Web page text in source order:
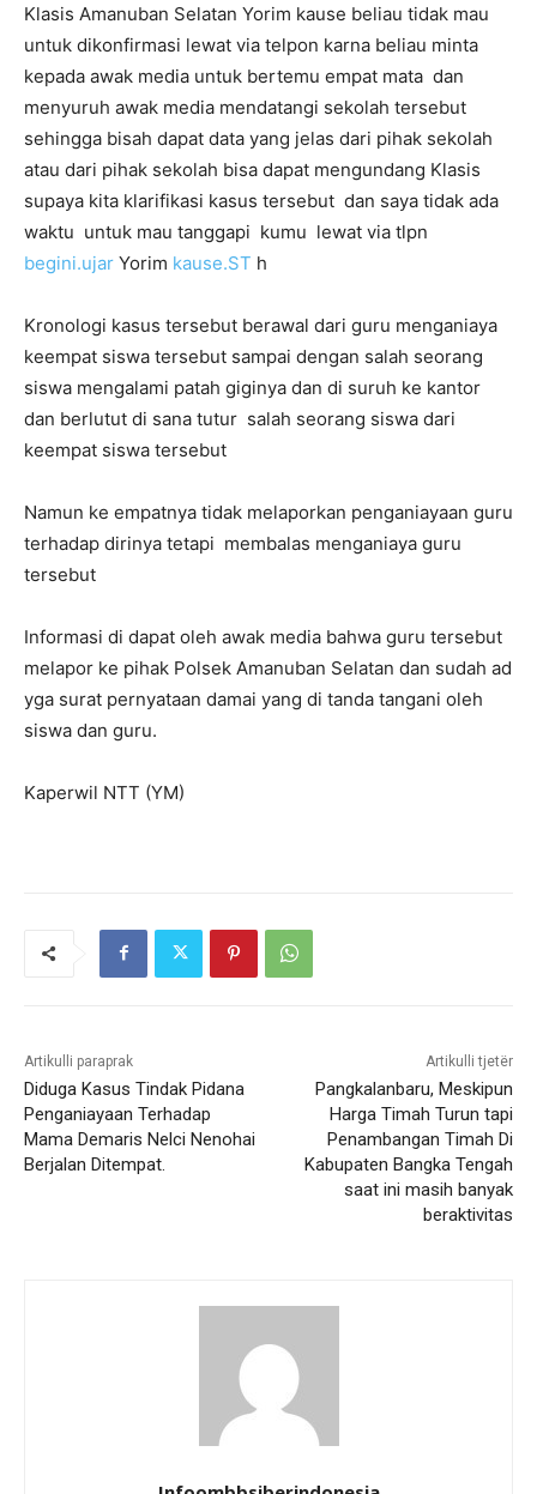
Klasis Amanuban Selatan Yorim kause beliau tidak mau
untuk dikonfirmasi lewat via telpon karna beliau minta
kepada awak media untuk bertemu empat mata dan
menyuruh awak media mendatangi sekolah tersebut
sehingga bisah dapat data yang jelas dari pihak sekolah
atau dari pihak sekolah bisa dapat mengundang Klasis
supaya kita klarifikasi kasus tersebut dan saya tidak ada
waktu untuk mau tanggapi kumu lewat via tlpn
begini.ujar Yorim kause.ST h
Kronologi kasus tersebut berawal dari guru menganiaya
keempat siswa tersebut sampai dengan salah seorang
siswa mengalami patah giginya dan di suruh ke kantor
dan berlutut di sana tutur salah seorang siswa dari
keempat siswa tersebut
Namun ke empatnya tidak melaporkan penganiayaan guru
terhadap dirinya tetapi membalas menganiaya guru
tersebut
Informasi di dapat oleh awak media bahwa guru tersebut
melapor ke pihak Polsek Amanuban Selatan dan sudah ad
yga surat pernyataan damai yang di tanda tangani oleh
siswa dan guru.
Kaperwil NTT (YM)
Artikulli paraprak
Diduga Kasus Tindak Pidana
Penganiayaan Terhadap
Mama Demaris Nelci Nenohai
Berjalan Ditempat.
Artikulli tjetër
Pangkalanbaru, Meskipun
Harga Timah Turun tapi
Penambangan Timah Di
Kabupaten Bangka Tengah
saat ini masih banyak
beraktivitas